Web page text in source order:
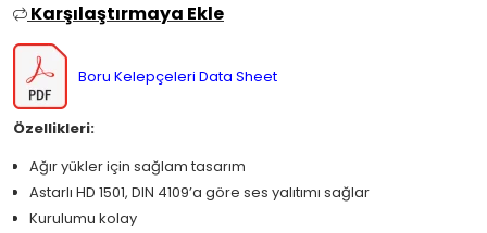
Karşılaştırmaya Ekle
Boru Kelepçeleri Data Sheet
Özellikleri:
Ağır yükler için sağlam tasarım
Astarlı HD 1501, DIN 4109’a göre ses yalıtımı sağlar
Kurulumu kolay